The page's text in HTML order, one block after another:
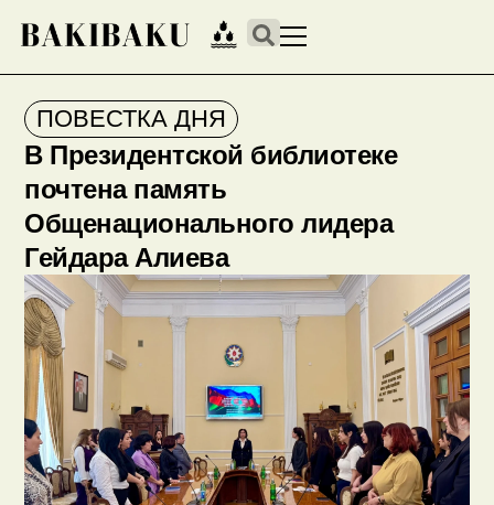
ПОВЕСТКА ДНЯ
В Президентской библиотеке
почтена память
Общенационального лидера
Гейдара Алиева